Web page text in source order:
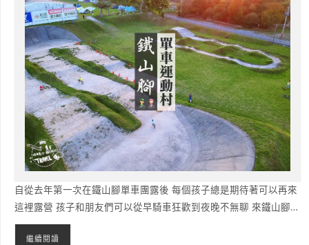
自從去年第一次在鐵山腳單車團露後 每個孩子總是期待著可以再來
這裡露營 孩子和朋友們可以從早騎車狂歡到夜晚不無聊 來鐵山腳…
繼續閱讀